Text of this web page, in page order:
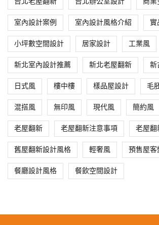
室內設計案例 室內設計風格介紹 實
小坪數空間設計 居家設計 工業風
新北室內設計推薦 新北老屋翻新 新
日式風 樓中樓 樣品屋設計 毛
混搭風 無印風 現代風 簡約風
老屋翻新 老屋翻新注意事項 老屋翻
舊屋翻新設計風格 輕奢風 預售屋客
餐廳設計風格 餐飲空間設計